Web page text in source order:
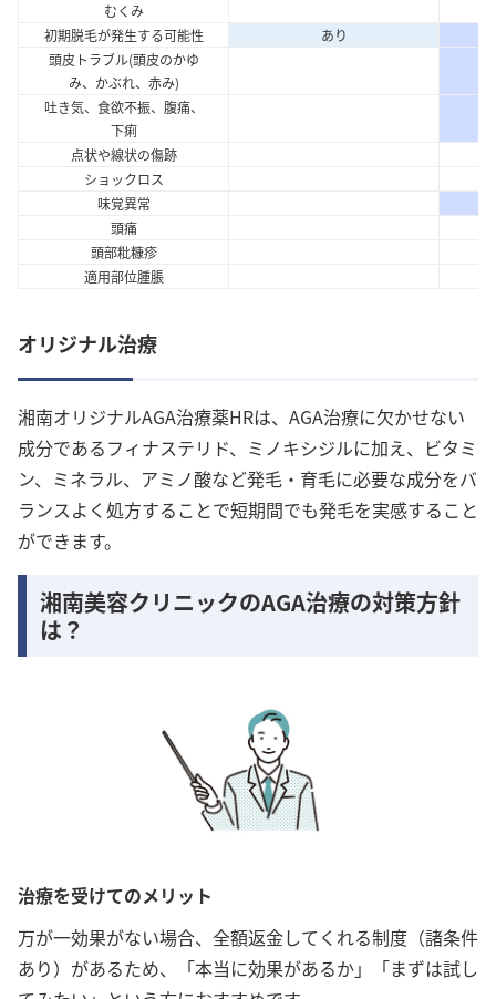
むくみ
初期脱毛が発生する可能性
あり
頭皮トラブル(頭皮のかゆ
み、かぶれ、赤み)
吐き気、食欲不振、腹痛、
下痢
点状や線状の傷跡
ショックロス
味覚異常
頭痛
頭部粃糠疹
適用部位腫脹
オリジナル治療
湘南オリジナルAGA治療薬HRは、AGA治療に欠かせない
成分であるフィナステリド、ミノキシジルに加え、ビタミ
ン、ミネラル、アミノ酸など発毛・育毛に必要な成分をバ
ランスよく処方することで短期間でも発毛を実感すること
ができます。
湘南美容クリニックのAGA治療の対策方針
は？
治療を受けてのメリット
万が一効果がない場合、全額返金してくれる制度（諸条件
あり）があるため、「本当に効果があるか」「まずは試し